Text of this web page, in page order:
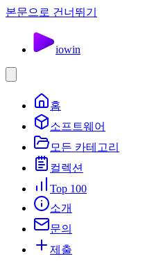
본문으로 건너뛰기
iowin
홈
소프트웨어
모든 카테고리
컬렉션
Top 100
소개
문의
제출